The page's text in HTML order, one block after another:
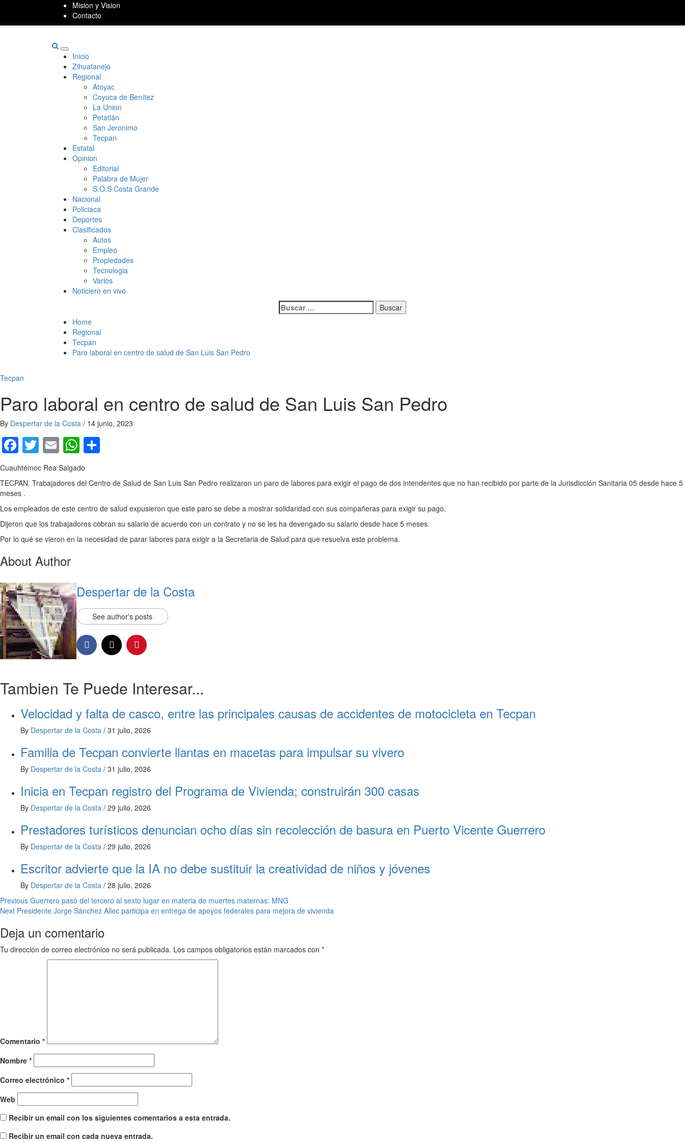
content
Mision y Vision
Contacto
Primary
Menu
Inicio
Zihuatanejo
Regional
Atoyac
Coyuca de Benítez
La Union
Petatlán
San Jeronimo
Tecpan
Estatal
Opinion
Editorial
Palabra de Mujer
S.O.S Costa Grande
Nacional
Policiaca
Deportes
Clasificados
Autos
Empleo
Propiedades
Tecnologia
Varios
Noticiero en vivo
Buscar:
Home
Regional
Tecpan
Paro laboral en centro de salud de San Luis San Pedro
Tecpan
Paro laboral en centro de salud de San Luis San Pedro
By Despertar de la Costa / 14 junio, 2023
Facebook
Twitter
EmailWhatsApp
Cuauhtémoc Rea Salgado
TECPAN. Trabajadores del Centro de Salud de San Luis San Pedro realizaron un paro de labores para exigir el pago de dos intendentes que no han recibido por parte de la Jurisdicción Sanitaria 05 desde hace 5
meses .
Los empleados de este centro de salud expusieron que este paro se debe a mostrar solidaridad con sus compañeras para exigir su pago.
Dijeron que los trabajadores cobran su salario de acuerdo con un contrato y no se les ha devengado su salario desde hace 5 meses.
Por lo qué se vieron en la necesidad de parar labores para exigir a la Secretaria de Salud para que resuelva este problema.
About Author
Despertar de la Costa
See author's posts
Tambien Te Puede Interesar...
Velocidad y falta de casco, entre las principales causas de accidentes de motocicleta en Tecpan
By Despertar de la Costa / 31 julio, 2026
Familia de Tecpan convierte llantas en macetas para impulsar su vivero
By Despertar de la Costa / 31 julio, 2026
Inicia en Tecpan registro del Programa de Vivienda; construirán 300 casas
By Despertar de la Costa / 29 julio, 2026
Prestadores turísticos denuncian ocho días sin recolección de basura en Puerto Vicente Guerrero
By Despertar de la Costa / 29 julio, 2026
Escritor advierte que la IA no debe sustituir la creatividad de niños y jóvenes
By Despertar de la Costa / 28 julio, 2026
Post
navigation
Previous Guerrero pasó del tercero al sexto lugar en materia de muertes maternas: MNG
Next Presidente Jorge Sánchez Allec participa en entrega de apoyos federales para mejora de vivienda
Deja un comentario
Tu dirección de correo electrónico no será publicada. Los campos obligatorios están marcados con *
Comentario *
Nombre *
Correo electrónico *
Web
Recibir un email con los siguientes comentarios a esta entrada.
Recibir un email con cada nueva entrada.